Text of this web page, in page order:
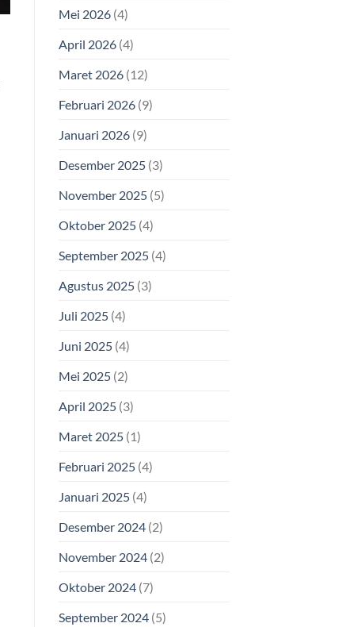
Mei 2026(4)
April 2026(4)
Maret 2026(12)
Februari 2026(9)
Januari 2026(9)
Desember 2025(3)
November 2025(5)
Oktober 2025(4)
September 2025(4)
Agustus 2025(3)
Juli 2025(4)
Juni 2025(4)
Mei 2025(2)
April 2025(3)
Maret 2025(1)
Februari 2025(4)
Januari 2025(4)
Desember 2024(2)
November 2024(2)
Oktober 2024(7)
September 2024(5)